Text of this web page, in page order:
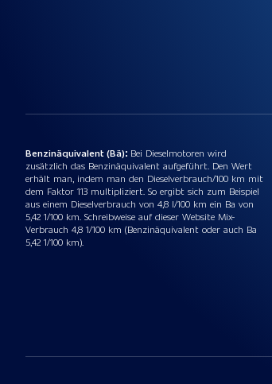
Benzinäquivalent (Bä): Bei Dieselmotoren wird
zusätzlich das Benzinäquivalent aufgeführt. Den Wert
erhält man, indem man den Dieselverbrauch/100 km mit
dem Faktor 113 multipliziert. So ergibt sich zum Beispiel
aus einem Dieselverbrauch von 4,8 l/100 km ein Ba von
5,42 1/100 km. Schreibweise auf dieser Website Mix-
Verbrauch 4,8 1/100 km (Benzinäquivalent oder auch Ba
5,42 1/100 km).